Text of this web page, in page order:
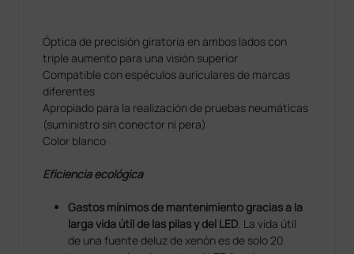
Óptica de precisión giratoria en ambos lados con
triple aumento para una visión superior
Compatible con espéculos auriculares de marcas
diferentes
Apropiado para la realización de pruebas neumáticas
(suministro sin conector ni pera)
Color blanco
Eficiencia ecológica
Gastos mínimos de mantenimiento gracias a la
larga vida útil de las pilas y del LED. La vida útil
de una fuente deluz de xenón es de solo 20